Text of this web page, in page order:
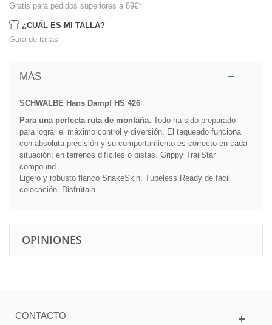
Gratis para pedidos superiores a 89€*
¿CUÁL ES MI TALLA?
Guía de tallas
MÁS
SCHWALBE Hans Dampf HS 426
Para una perfecta ruta de montaña. Todo ha sido preparado
para lograr el máximo control y diversión. El taqueado funciona
con absoluta precisión y su comportamiento es correcto en cada
situación; en terrenos difíciles o pistas. Grippy TrailStar
compound.
Ligero y robusto flanco SnakeSkin. Tubeless Ready de fácil
colocación. Disfrútala.
OPINIONES
CONTACTO